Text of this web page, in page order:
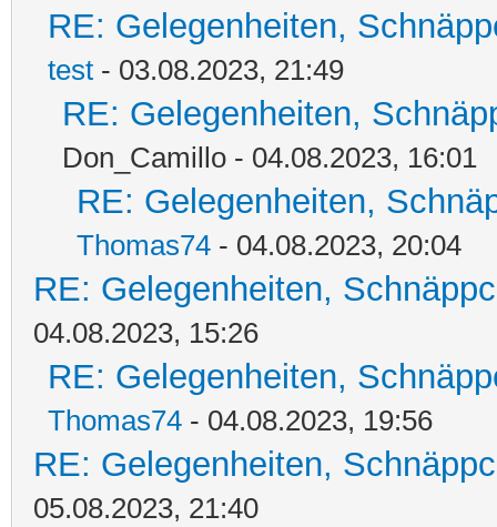
RE: Gelegenheiten,
test - 03.08.2023, 21:49
RE: Gelegenheiten,
Don_Camillo - 04.08.2023, 16:01
RE: Gelegenheiten,
Thomas74 - 04.08.2023, 20:04
RE: Gelegenheiten,
04.08.2023, 15:26
RE: Gelegenheiten,
Thomas74 - 04.08.2023, 19:56
RE: Gelegenheiten,
05.08.2023, 21:40